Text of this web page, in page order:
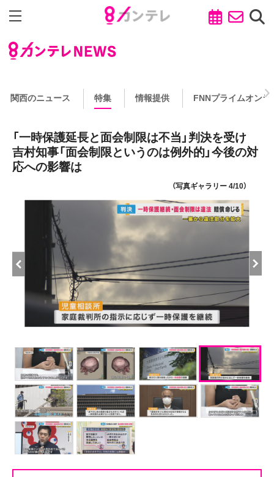
関西のニュース 特集 情報提供 FNNプライムオンラ
「一時保護延長と面会制限は不当」判決を受け
吉村知事「面会制限というのは例外的」今後の対
応への影響は
（写真ギャラリー 4/10）